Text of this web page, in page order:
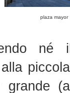
plaza mayor
né